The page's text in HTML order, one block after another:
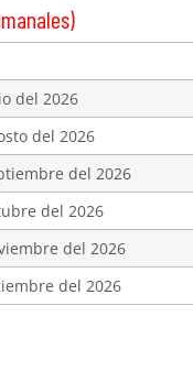
del 2026
del 2026
del 2026
del 2026
del 2026
del 2026